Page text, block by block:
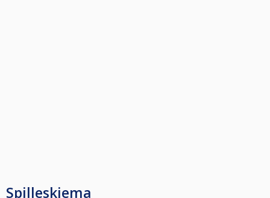
Spilleskjema